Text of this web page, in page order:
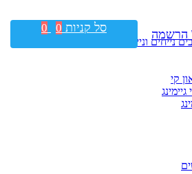
קי
הרשמה סל קניות 0
0